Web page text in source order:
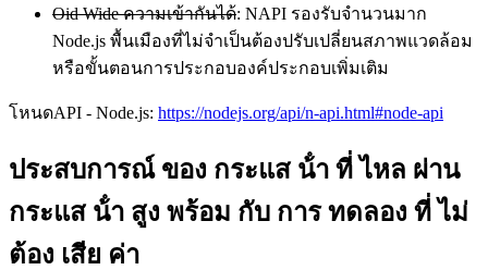
Oid Wide ความเข้ากันได้: NAPI รองรับจํานวนมาก
Node.js พื้นเมืองที่ไม่จําเป็นต้องปรับเปลี่ยนสภาพแวดล้อม
หรือขั้นตอนการประกอบองค์ประกอบเพิ่มเติม
โหนดAPI - Node.js: https://nodejs.org/api/n-api.html#node-api
ประสบการณ์ ของ กระแส น้ํา ที่ ไหล ผ่าน
กระแส น้ํา สูง พร้อม กับ การ ทดลอง ที่ ไม่
ต้อง เสีย ค่า